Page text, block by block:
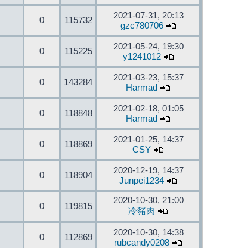
0 115732
2021-07-31, 20:13
gzc780706
0 115225
2021-05-24, 19:30
y1241012
0 143284
2021-03-23, 15:37
Harmad
0 118848
2021-02-18, 01:05
Harmad
0 118869
2021-01-25, 14:37
CSY
0 118904
2020-12-19, 14:37
Junpei1234
0 119815
2020-10-30, 21:00
冷豬肉
0 112869
2020-10-30, 14:38
rubcandy0208